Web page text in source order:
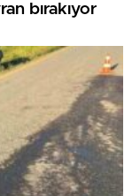
bırakıyor